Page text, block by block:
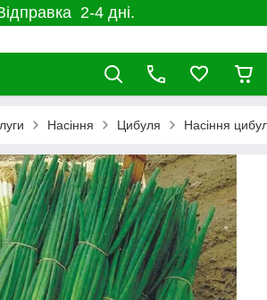
2-4 дні.
Насіння Цибуля Насіння